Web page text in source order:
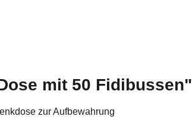
mit 50 Fidibussen"
zur Aufbewahrung